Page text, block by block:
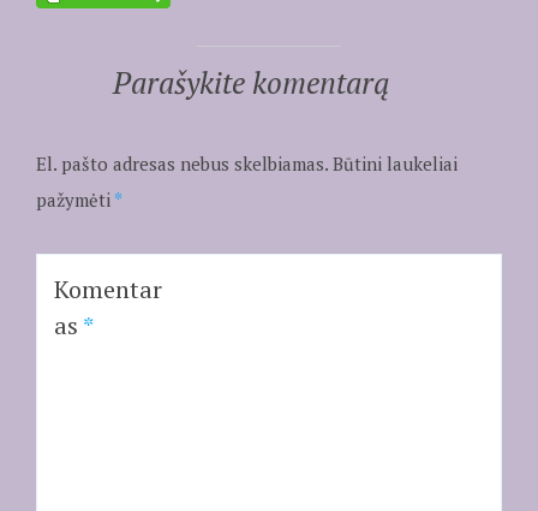
Parašykite komentarą
El. pašto adresas nebus skelbiamas. Būtini laukeliai
pažymėti *
Komentar
as *